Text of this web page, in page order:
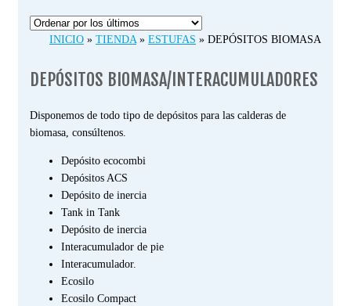
últimos
INICIO » TIENDA » ESTUFAS » DEPÓSITOS BIOMASA
DEPÓSITOS BIOMASA/INTERACUMULADORES
Disponemos de todo tipo de depósitos para las calderas de
biomasa, consúltenos.
Depósito ecocombi
Depósitos ACS
Depósito de inercia
Tank in Tank
Depósito de inercia
Interacumulador de pie
Interacumulador.
Ecosilo
Ecosilo Compact